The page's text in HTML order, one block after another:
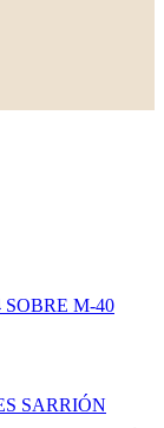
M-40
SARRIÓN